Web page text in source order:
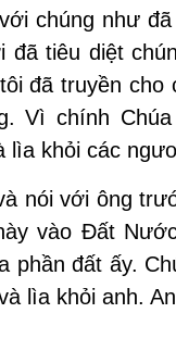
chúng như
tiêu diệt
đã truyền
Vì chính
khỏi các
nói với ông
vào Ðất
phần đất ấy.
lìa khỏi anh.